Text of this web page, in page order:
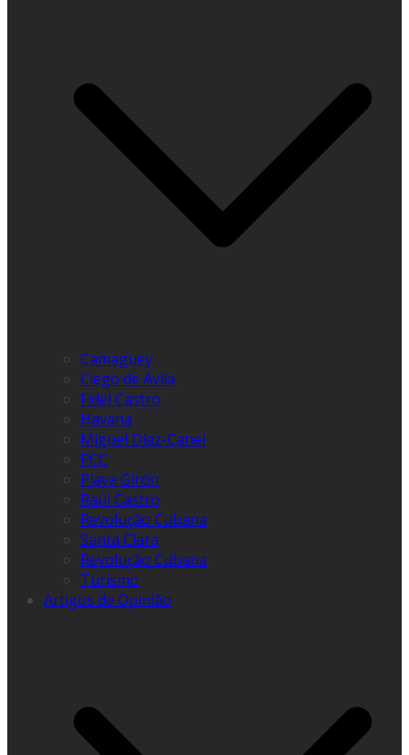
Camagüey
Ciego de Ávila
Fidel Castro
Havana
Miguel Díaz-Canel
PCC
Playa Girón
Raúl Castro
Revolução Cubana
Santa Clara
Revolução Cubana
Turismo
Artigos de Opinião